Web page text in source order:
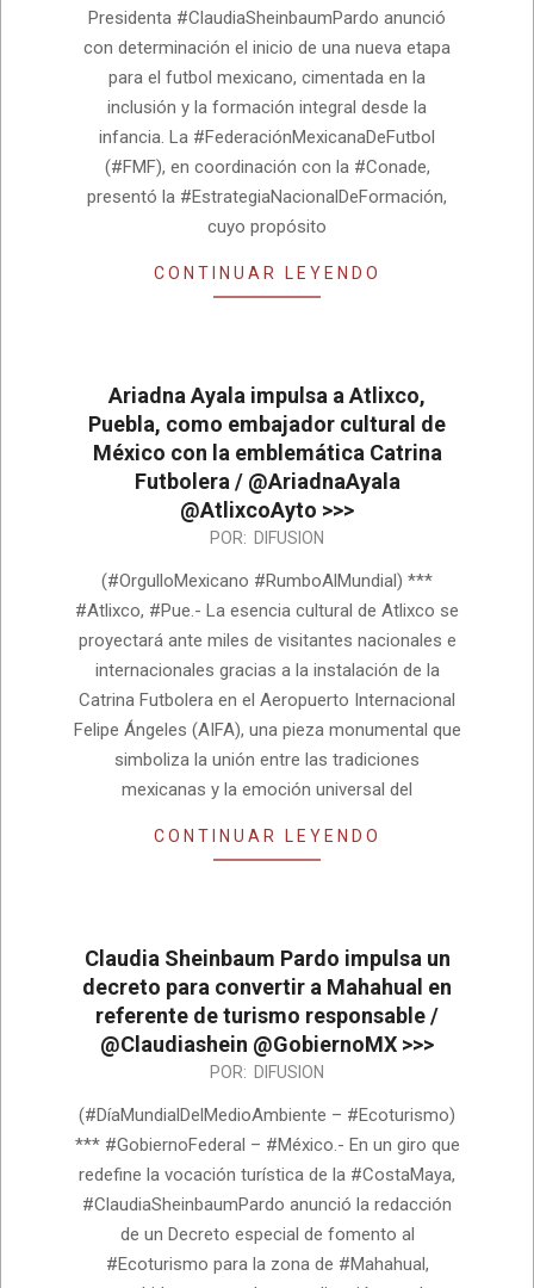
Presidenta #ClaudiaSheinbaumPardo anunció
con determinación el inicio de una nueva etapa
para el futbol mexicano, cimentada en la
inclusión y la formación integral desde la
infancia. La #FederaciónMexicanaDeFutbol
(#FMF), en coordinación con la #Conade,
presentó la #EstrategiaNacionalDeFormación,
cuyo propósito
CONTINUAR LEYENDO
Ariadna Ayala impulsa a Atlixco,
Puebla, como embajador cultural de
México con la emblemática Catrina
Futbolera / @AriadnaAyala
@AtlixcoAyto >>>
POR: DIFUSION
(#OrgulloMexicano #RumboAlMundial) ***
#Atlixco, #Pue.- La esencia cultural de Atlixco se
proyectará ante miles de visitantes nacionales e
internacionales gracias a la instalación de la
Catrina Futbolera en el Aeropuerto Internacional
Felipe Ángeles (AIFA), una pieza monumental que
simboliza la unión entre las tradiciones
mexicanas y la emoción universal del
CONTINUAR LEYENDO
Claudia Sheinbaum Pardo impulsa un
decreto para convertir a Mahahual en
referente de turismo responsable /
@Claudiashein @GobiernoMX >>>
05
POR: DIFUSION
(#DíaMundialDelMedioAmbiente – #Ecoturismo)
*** #GobiernoFederal – #México.- En un giro que
redefine la vocación turística de la #CostaMaya,
#ClaudiaSheinbaumPardo anunció la redacción
de un Decreto especial de fomento al
#Ecoturismo para la zona de #Mahahual,